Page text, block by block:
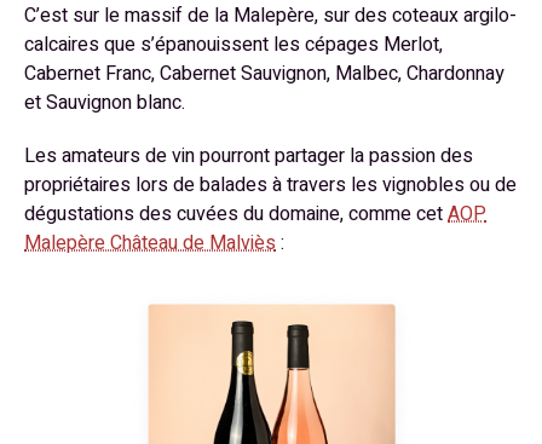
C’est sur le massif de la Malepère, sur des coteaux argilo-
calcaires que s’épanouissent les cépages Merlot,
Cabernet Franc, Cabernet Sauvignon, Malbec, Chardonnay
et Sauvignon blanc.
Les amateurs de vin pourront partager la passion des
propriétaires lors de balades à travers les vignobles ou de
dégustations des cuvées du domaine, comme cetAOP
Malepère Château de Malviès: